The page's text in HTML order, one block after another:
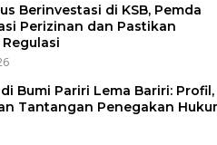
Berinvestasi di KSB, Pemda
Perizinan dan Pastikan
Bumi Pariri Lema Bariri: Profil,
Tantangan Penegakan